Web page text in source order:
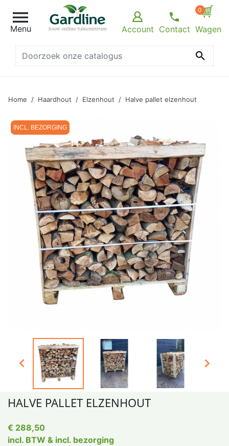

Menu Account Contact
0
Wagen

Home Haardhout Elzenhout Halve pallet elzenhout
INCL. BEZORGING
 
HALVE PALLET ELZENHOUT
€ 288,50
incl. BTW & incl. bezorging